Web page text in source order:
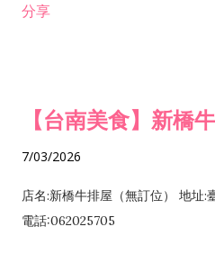
發業 H703090 不動產買賣業
分享
【台南美食】新橋
7/03/2026
店名:新橋牛排屋（無訂位） 地址:
電話:062025705